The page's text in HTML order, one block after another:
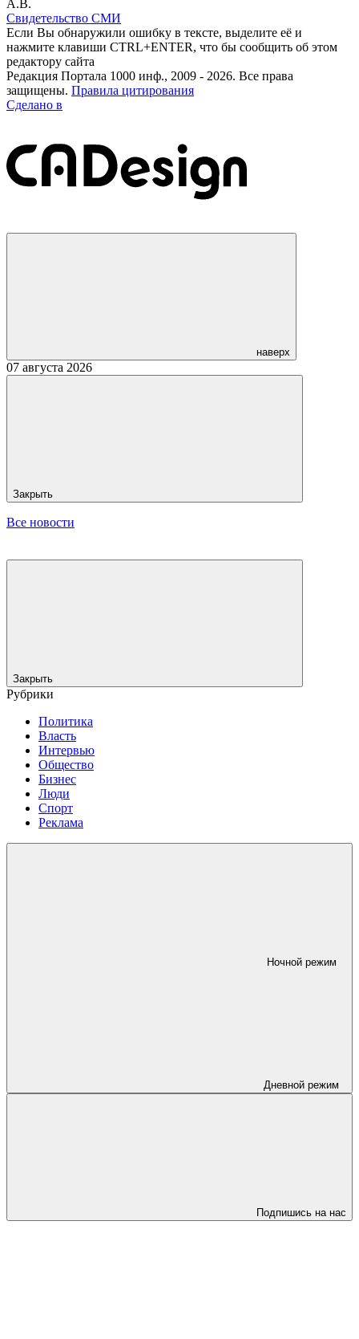
А.В.
Свидетельство СМИ
Если Вы обнаружили ошибку в тексте, выделите её и
нажмите клавиши CTRL+ENTER, что бы сообщить об этом
редактору сайта
Редакция Портала 1000 инф., 2009 - 2026. Все права
защищены. Правила цитирования
Сделано в
наверх
07 августа 2026
Закрыть
Все новости
Закрыть
Рубрики
Политика
Власть
Интервью
Общество
Бизнес
Люди
Спорт
Реклама
Ночной режим
Дневной режим
Подпишись на нас